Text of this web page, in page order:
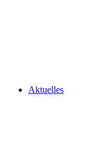
Aktuelles